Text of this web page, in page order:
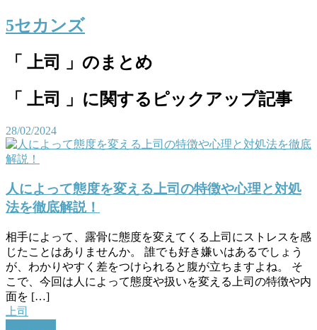
5セカンズ
「 上司 」のまとめ
「 上司 」に関するピックアップ記事
28/02/2024
人によって態度を変える上司の特徴や心理と対処
法を徹底解説！
相手によって、露骨に態度を変えてくる上司にストレスを感
じたことはありませんか。 誰でも好き嫌いはあるでしょう
が、わかりやすく差をつけられると腹が立ちますよね。 そ
こで、今回は人によって態度や扱いを変える上司の特徴や内
面を […]
上司